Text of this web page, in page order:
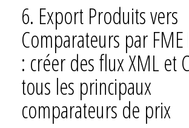
6. Export Produits vers
Comparateurs par
: créer des flux XML et
tous les principaux
comparateurs de prix